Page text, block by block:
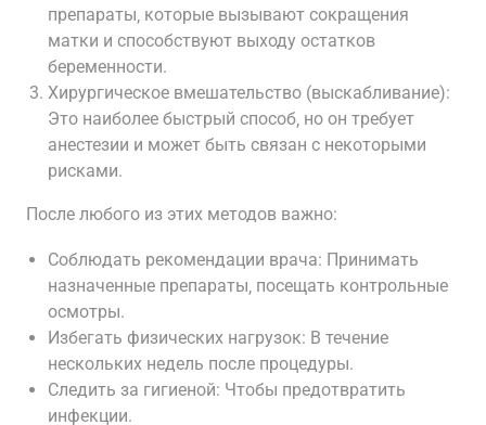
препараты‚ которые вызывают сокращения
матки и способствуют выходу остатков
беременности.
Хирургическое вмешательство (выскабливание):
Это наиболее быстрый способ‚ но он требует
анестезии и может быть связан с некоторыми
рисками.
После любого из этих методов важно:
Соблюдать рекомендации врача: Принимать
назначенные препараты‚ посещать контрольные
осмотры.
Избегать физических нагрузок: В течение
нескольких недель после процедуры.
Следить за гигиеной: Чтобы предотвратить
инфекции.